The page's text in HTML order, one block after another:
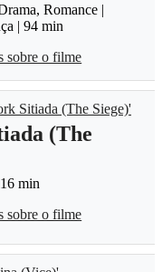
Romance |
| 94 min
sobre o filme
(The
min
sobre o filme